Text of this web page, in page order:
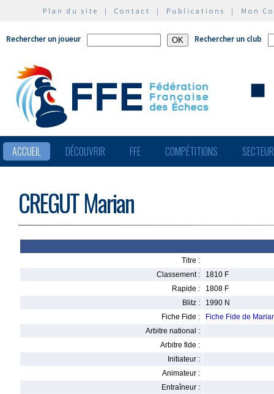
Plan du site | Contact | Publications | Mon
Rechercher un joueur Rechercher un club
ACCUEIL DÉCOUVRIR FFE COMPÉTITIONS
CREGUT Marian
Titre :
Classement :
1810 F
Rapide :
1808 F
Blitz :
1990 N
Fiche Fide :
Fiche Fide de
Arbitre national :
Arbitre fide :
Initiateur :
Animateur :
Entraîneur :